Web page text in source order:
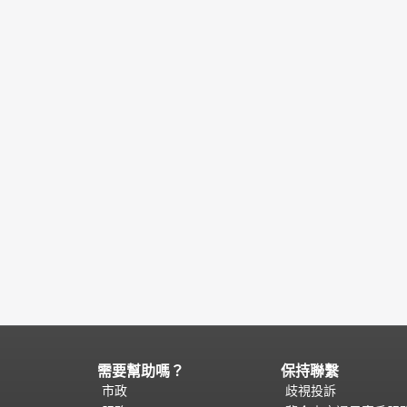
頁
面
需要幫助嗎？
市政
保持聯繫
歧視投訴